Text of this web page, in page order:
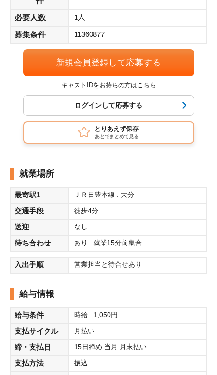
【交通費】実費支給 （※車通勤の方も公共機関分）
【服装】作業に適した服装
【給与支払いサイト】即払利用可（毎月15日締め当月末支払
い）
必要人数 1人
募集条件 11360877
新規会員登録して応募する
キャストIDをお持ちの方はこちら
ログインして応募する
とりあえず保存
あとでまとめて見る
就業場所
最寄駅1 ＪＲ日豊本線 : 大分
交通手段 徒歩4分
送迎 なし
待ち合わせ あり : 就業15分前集合
入出手順 営業担当と待合せあり
給与情報
給与条件 時給 : 1,050円
支払サイクル 月払い
締・支払日 15日締め 当月 月末払い
支払方法 振込